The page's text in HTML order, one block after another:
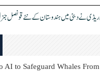
نے دبئی میں ہندوستان کے نئے قونصل
AI to Safeguard Whales